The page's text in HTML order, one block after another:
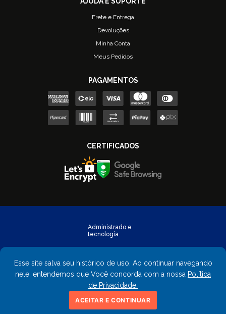
Esse site salva seu histórico de uso. Ao continuar navegando
nele, entendemos que Você concorda com a nossa Política
de Privacidade.
ACEITAR E CONTINUAR
Frete e Entrega
Devoluções
Minha Conta
Meus Pedidos
Copyright © 2023 - FastObra. Todos os direitos reservados.
CNPJ: 02.559.428/0001-02